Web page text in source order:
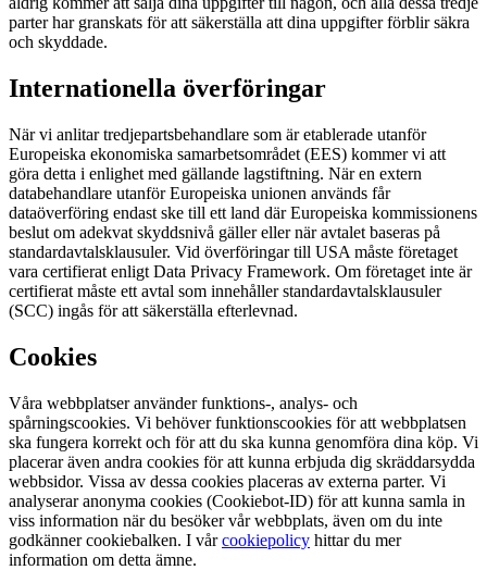
parter har granskats för att säkerställa att dina uppgifter förblir säkra
och skyddade.
Internationella överföringar
När vi anlitar tredjepartsbehandlare som är etablerade utanför
Europeiska ekonomiska samarbetsområdet (EES) kommer vi att
göra detta i enlighet med gällande lagstiftning. När en extern
databehandlare utanför Europeiska unionen används får
dataöverföring endast ske till ett land där Europeiska kommissionens
beslut om adekvat skyddsnivå gäller eller när avtalet baseras på
standardavtalsklausuler. Vid överföringar till USA måste företaget
vara certifierat enligt Data Privacy Framework. Om företaget inte är
certifierat måste ett avtal som innehåller standardavtalsklausuler
(SCC) ingås för att säkerställa efterlevnad.
Cookies
Våra webbplatser använder funktions-, analys- och
spårningscookies. Vi behöver funktionscookies för att webbplatsen
ska fungera korrekt och för att du ska kunna genomföra dina köp. Vi
placerar även andra cookies för att kunna erbjuda dig skräddarsydda
webbsidor. Vissa av dessa cookies placeras av externa parter. Vi
analyserar anonyma cookies (Cookiebot-ID) för att kunna samla in
viss information när du besöker vår webbplats, även om du inte
godkänner cookiebalken. I vårcookiepolicy hittar du mer
information om detta ämne.